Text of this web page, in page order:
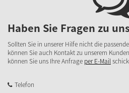
Haben Sie Fragen zu
Sollten Sie in unserer Hilfe nicht die
können Sie auch Kontakt zu unserem
können Sie uns Ihre Anfrage per E-Mail
Telefon